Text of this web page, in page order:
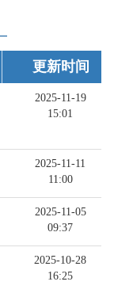
更新时间
2025-11-19
15:01
2025-11-11
11:00
2025-11-05
09:37
2025-10-28
16:25